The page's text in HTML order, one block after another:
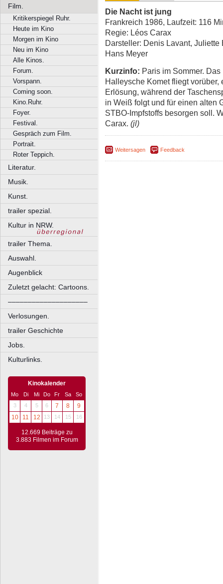
Film.
Kritikerspiegel Ruhr.
Heute im Kino
Morgen im Kino
Neu im Kino
Alle Kinos.
Forum.
Vorspann.
Coming soon.
Kino.Ruhr.
Foyer.
Festival.
Gespräch zum Film.
Portrait.
Roter Teppich.
Literatur.
Musik.
Kunst.
trailer spezial.
Kultur in NRW.
trailer Thema.
Auswahl.
Augenblick
Zuletzt gelacht: Cartoons.
––––––––––––––––––––
Verlosungen.
trailer Geschichte
Jobs.
Kulturlinks.
Kinokalender
Mo Di Mi Do Fr Sa
So
3
4 5 6 7 8
9
10
11 12 13 14 15 16
12.669 Beiträge zu
3.883 Filmen im Forum
Die Nacht ist jung
Frankreich 1986, Laufzeit: 116
Regie: Léos Carax
Darsteller: Denis Lavant,
Hans Meyer
Kurzinfo: Paris im Sommer.
Halleysche Komet fliegt
Erlösung, während der
in Weiß folgt und für einen alten
STBO-Impfstoffs besorgen soll.
Carax. (jl)
Weitersagen Feedback